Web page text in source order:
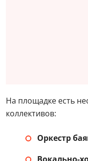
На площадке есть
коллективов:
Оркестр